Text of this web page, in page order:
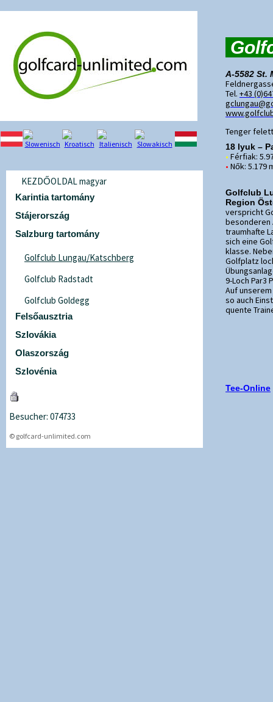
KEZDŐOLDAL magyar
Karintia tartomány
Stájerország
Salzburg tartomány
Golfclub Lungau/Katschberg
Golfclub Radstadt
Golfclub Goldegg
Felsőausztria
Szlovákia
Olaszország
Szlovénia
Besucher: 074733
© golfcard-unlimited.com
A-5582 St.
Tel. +43
Tenger
18 lyuk –
• Férfiak:
• Nők: 5.179
Golfclub
Region
verspricht
traumhafte
sich eine
klasse.
Golfplatz
9-Loch Par3
Auf
so auch
quente
Tee-Online